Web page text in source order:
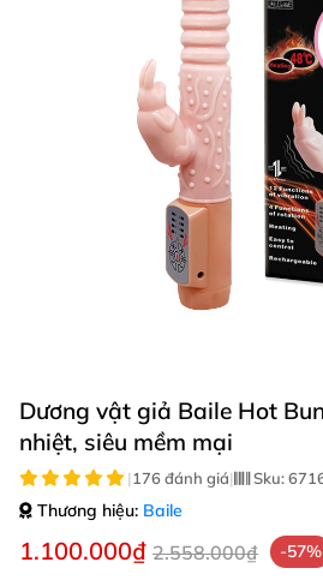
Dương vật giả Baile Hot
nhiệt, siêu mềm mại
|176 đánh giá| Sku:
Thương hiệu: Baile
1.100.000₫ 2.558.000₫ -57%